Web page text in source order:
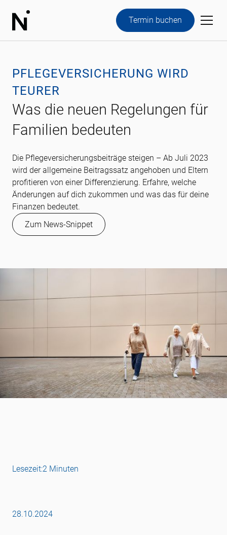
Termin buchen
PFLEGEVERSICHERUNG WIRD
TEURER
Was die neuen Regelungen für
Familien bedeuten
Die Pflegeversicherungsbeiträge steigen – Ab Juli 2023
wird der allgemeine Beitragssatz angehoben und Eltern
profitieren von einer Differenzierung. Erfahre, welche
Änderungen auf dich zukommen und was das für deine
Finanzen bedeutet.
Zum News-Snippet
Lesezeit:2 Minuten
28.10.2024